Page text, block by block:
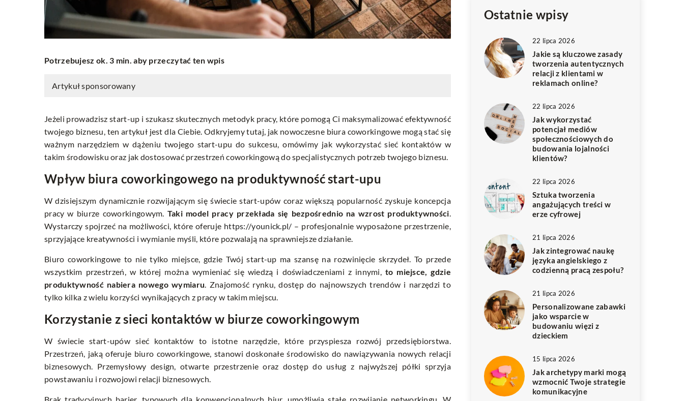
Potrzebujesz ok. 3 min. aby przeczytać ten wpis
Artykuł sponsorowany
Jeżeli prowadzisz start-up i szukasz skutecznych metodyk pracy, które pomogą Ci maksymalizować efektywność
twojego biznesu, ten artykuł jest dla Ciebie. Odkryjemy tutaj, jak nowoczesne biura coworkingowe mogą stać się
ważnym narzędziem w dążeniu twojego start-upu do sukcesu, omówimy jak wykorzystać sieć kontaktów w
takim środowisku oraz jak dostosować przestrzeń coworkingową do specjalistycznych potrzeb twojego biznesu.
Wpływ biura coworkingowego na produktywność start-upu
W dzisiejszym dynamicznie rozwijającym się świecie start-upów coraz większą popularność zyskuje koncepcja
pracy w biurze coworkingowym. Taki model pracy przekłada się bezpośrednio na wzrost produktywności.
Wystarczy spojrzeć na możliwości, które oferuje https://younick.pl/ – profesjonalnie wyposażone przestrzenie,
sprzyjające kreatywności i wymianie myśli, które pozwalają na sprawniejsze działanie.
Biuro coworkingowe to nie tylko miejsce, gdzie Twój start-up ma szansę na rozwinięcie skrzydeł. To przede
wszystkim przestrzeń, w której można wymieniać się wiedzą i doświadczeniami z innymi, to miejsce, gdzie
produktywność nabiera nowego wymiaru. Znajomość rynku, dostęp do najnowszych trendów i narzędzi to
tylko kilka z wielu korzyści wynikających z pracy w takim miejscu.
Korzystanie z sieci kontaktów w biurze coworkingowym
W świecie start-upów sieć kontaktów to istotne narzędzie, które przyspiesza rozwój przedsiębiorstwa.
Przestrzeń, jaką oferuje biuro coworkingowe, stanowi doskonałe środowisko do nawiązywania nowych relacji
biznesowych. Przemysłowy design, otwarte przestrzenie oraz dostęp do usług z najwyższej półki sprzyja
powstawaniu i rozwojowi relacji biznesowych.
Ostatnie wpisy
22 lipca 2026
Jakie są kluczowe zasady
tworzenia autentycznych
relacji z klientami w
reklamach online?
22 lipca 2026
Jak wykorzystać
potencjał mediów
społecznościowych do
budowania lojalności
klientów?
22 lipca 2026
Sztuka tworzenia
angażujących treści w
erze cyfrowej
21 lipca 2026
Jak zintegrować naukę
języka angielskiego z
codzienną pracą zespołu?
21 lipca 2026
Personalizowane zabawki
jako wsparcie w
budowaniu więzi z
dzieckiem
15 lipca 2026
Jak archetypy marki mogą
wzmocnić Twoje strategie
komunikacyjne